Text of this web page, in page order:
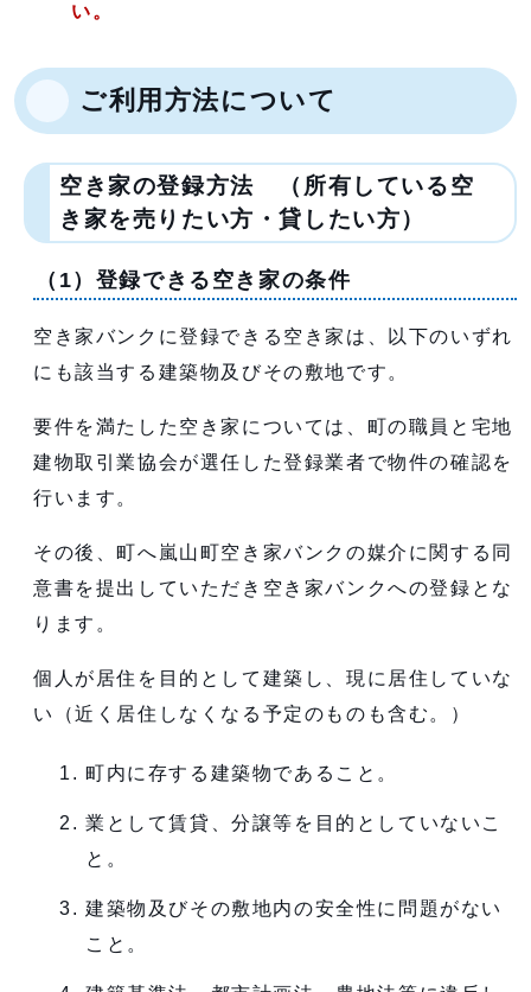
い。
ご利用方法について
空き家の登録方法 （所有している空
き家を売りたい方・貸したい方）
（1）登録できる空き家の条件
空き家バンクに登録できる空き家は、以下のいずれ
にも該当する建築物及びその敷地です。
要件を満たした空き家については、町の職員と宅地
建物取引業協会が選任した登録業者で物件の確認を
行います。
その後、町へ嵐山町空き家バンクの媒介に関する同
意書を提出していただき空き家バンクへの登録とな
ります。
個人が居住を目的として建築し、現に居住していな
い（近く居住しなくなる予定のものも含む。）
町内に存する建築物であること。
業として賃貸、分譲等を目的としていないこ
と。
建築物及びその敷地内の安全性に問題がない
こと。